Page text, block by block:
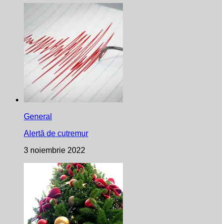
General
Alertă de cutremur
3 noiembrie 2022